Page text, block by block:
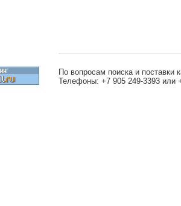
По вопросам поиска и поставки
Телефоны: +7 905 249-3393 или